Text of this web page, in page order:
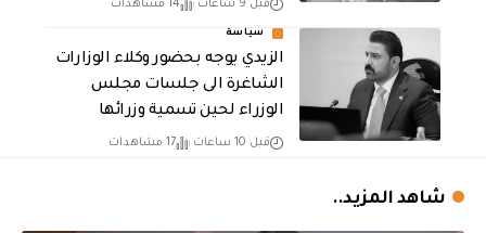
قبل 9 ساعات 14 مشاهدات
سياسة
الزيدي يوجه بحضور وكلاء الوزارات
الشاغرة الى جلسات مجلس
الوزراء لحين تسمية وزرائها
قبل 10 ساعات 17 مشاهدات
شاهد المزيد..